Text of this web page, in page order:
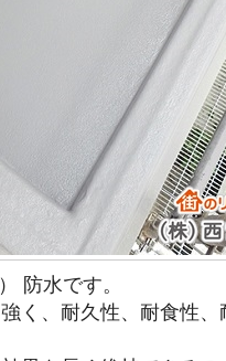
防水です。
く、耐久性、耐食性